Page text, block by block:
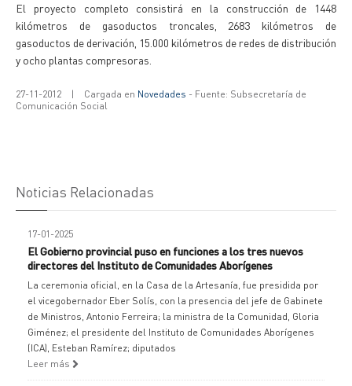
El proyecto completo consistirá en la construcción de 1448
kilómetros de gasoductos troncales, 2683 kilómetros de
gasoductos de derivación, 15.000 kilómetros de redes de distribución
y ocho plantas compresoras.
27-11-2012 | Cargada en Novedades - Fuente: Subsecretaría de
Comunicación Social
Noticias Relacionadas
17-01-2025
El Gobierno provincial puso en funciones a los tres nuevos
directores del Instituto de Comunidades Aborígenes
La ceremonia oficial, en la Casa de la Artesanía, fue presidida por
el vicegobernador Eber Solís, con la presencia del jefe de Gabinete
de Ministros, Antonio Ferreira; la ministra de la Comunidad, Gloria
Giménez; el presidente del Instituto de Comunidades Aborígenes
(ICA), Esteban Ramírez; diputados
Leer más